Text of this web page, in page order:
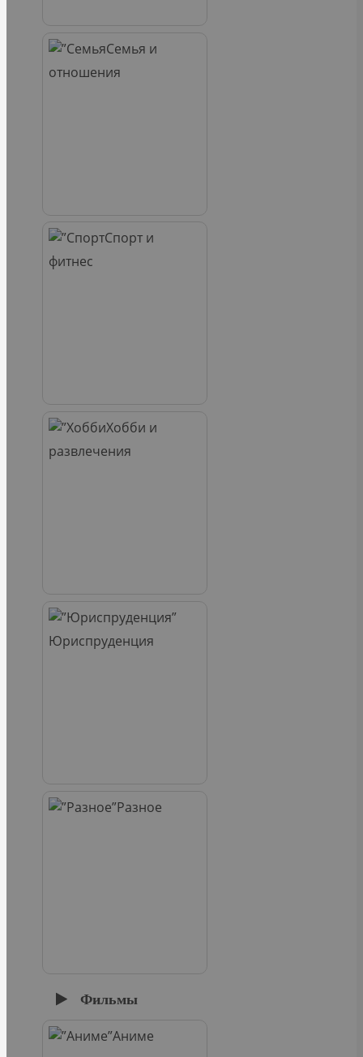
Семья и
отношения
Спорт и
фитнес
Хобби и
развлечения
Юриспруденция
Разное
Фильмы
Аниме